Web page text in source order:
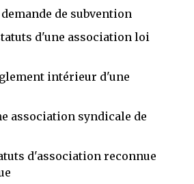
de subvention
d'une association loi
intérieur d'une
association syndicale de
d'association reconnue